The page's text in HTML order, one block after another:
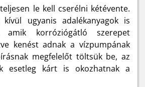
le kell cserélni kétévente.
ugyanis adalékanyagok is
amik korróziógátló szerepet
kenést adnak a vízpumpának
megfelelőt töltsük be, az
esetleg kárt is okozhatnak a